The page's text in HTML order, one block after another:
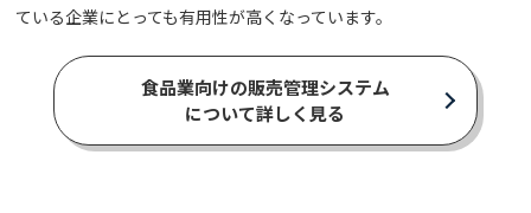
ている企業にとっても有用性が高くなっています。
食品業向けの販売管理システム
について詳しく見る